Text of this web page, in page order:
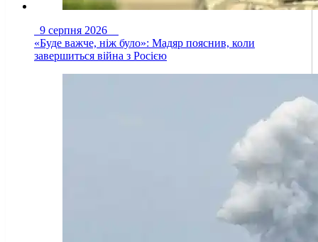
9 серпня 2026
«Буде важче, ніж було»: Мадяр пояснив, коли
завершиться війна з Росією